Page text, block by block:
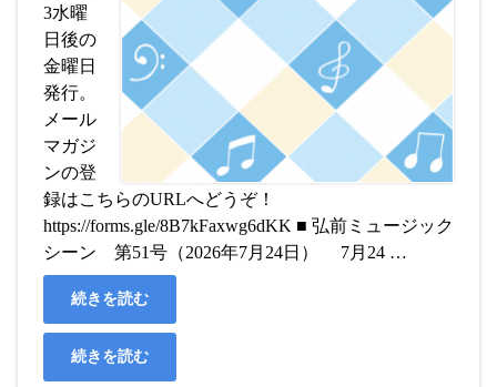
3水曜
日後の
金曜日
発行。
メール
マガジ
ンの登
録はこちらのURLへどうぞ！
https://forms.gle/8B7kFaxwg6dKK ■ 弘前ミュージック
シーン 第51号（2026年7月24日） 7月24 …
続きを読む
続きを読む